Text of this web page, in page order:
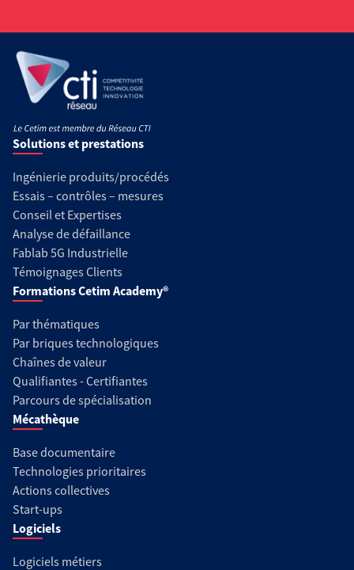
Solutions et prestations
Ingénierie produits/procédés
Essais – contrôles – mesures
Conseil et Expertises
Analyse de défaillance
Fablab 5G Industrielle
Témoignages Clients
Formations Cetim Academy®
Par thématiques
Par briques technologiques
Chaînes de valeur
Qualifiantes - Certifiantes
Parcours de spécialisation
Mécathèque
Base documentaire
Technologies prioritaires
Actions collectives
Start-ups
Logiciels
Logiciels métiers